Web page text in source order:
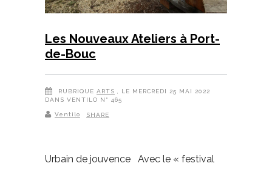
Les Nouveaux Ateliers à Port-
de-Bouc
RUBRIQUE ARTS
, LE MERCREDI 25 MAI 2022
DANS VENTILO N° 465
Ventilo SHARE
Urbain de jouvence Avec le « festival